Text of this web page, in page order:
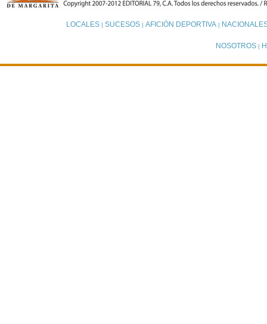
LOCALES| SUCESOS| AFICIÓN DEPORTIVA|
NOSOTROS |